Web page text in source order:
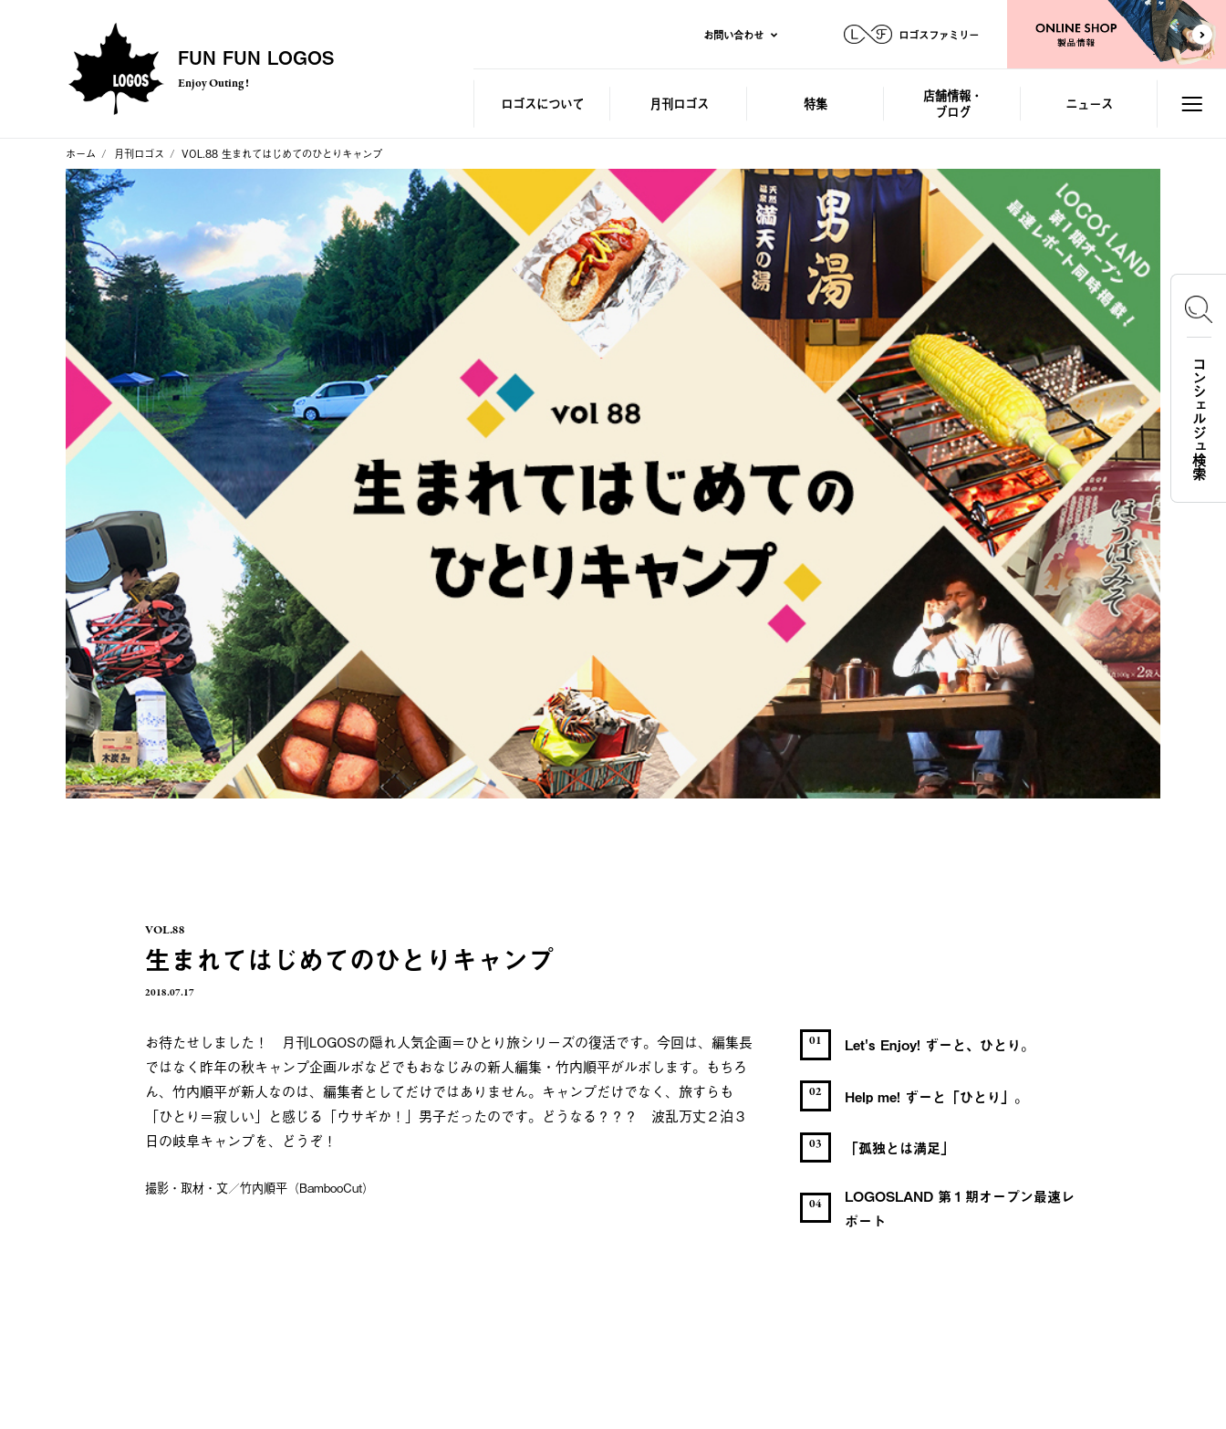
FUN FUN LOGOS
Enjoy Outing !
お問い合わせ ロゴスファミリー
ロゴスについて 月刊ロゴス 特集
店舗情報・
ブログ
ニュース
ホーム 月刊ロゴス VOL.88 生まれてはじめてのひとりキャンプ
VOL.88
生まれてはじめてのひとりキャンプ
2018.07.17
お待たせしました！ 月刊LOGOSの隠れ人気企画＝ひとり旅シリーズの復活です。今回は、編集長
ではなく昨年の秋キャンプ企画ルポなどでもおなじみの新人編集・竹内順平がルポします。もちろ
ん、竹内順平が新人なのは、編集者としてだけではありません。キャンプだけでなく、旅すらも
「ひとり＝寂しい」と感じる「ウサギか！」男子だったのです。どうなる？？？ 波乱万丈２泊３
日の岐阜キャンプを、どうぞ！
撮影・取材・文／竹内順平（BambooCut）
01 Let's Enjoy! ずーと、ひとり。
02 Help me! ずーと「ひとり」。
03 「孤独とは満足」
04
LOGOSLAND 第１期オープン最速レ
ポート
コンシェルジュ検索